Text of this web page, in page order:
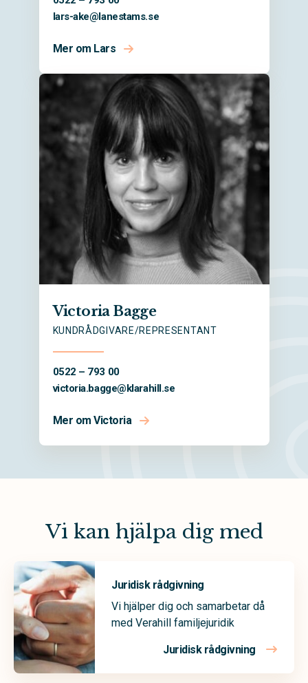
lars-ake@lanestams.se
Mer om Lars
Victoria Bagge
KUNDRÅDGIVARE/REPRESENTANT
0522 – 793 00
victoria.bagge@klarahill.se
Mer om Victoria
Vi kan hjälpa dig med
Juridisk rådgivning
Vi hjälper dig och samarbetar då
med Verahill familjejuridik
Juridisk rådgivning